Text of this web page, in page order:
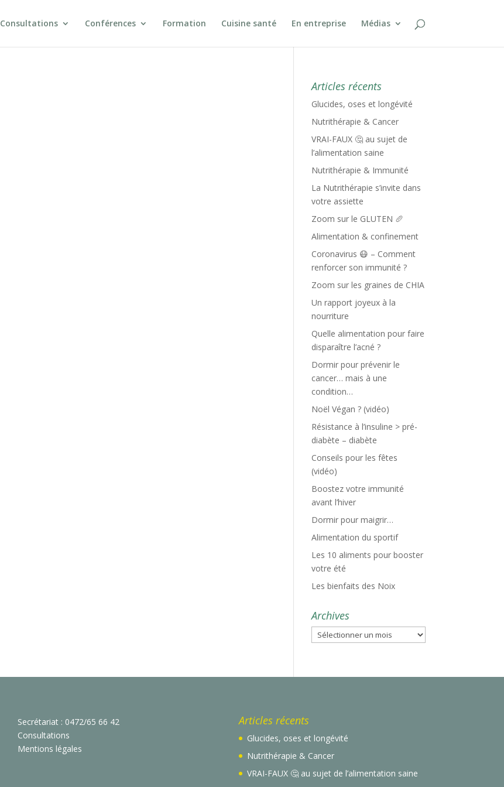
Consultations Conférences Formation Cuisine santé En entreprise Médias
Articles récents
Glucides, oses et longévité
Nutrithérapie & Cancer
VRAI-FAUX 🤔 au sujet de
l’alimentation saine
Nutrithérapie & Immunité
La Nutrithérapie s’invite dans
votre assiette
Zoom sur le GLUTEN 🥖
Alimentation & confinement
Coronavirus 😷 – Comment
renforcer son immunité ?
Zoom sur les graines de CHIA
Un rapport joyeux à la
nourriture
Quelle alimentation pour faire
disparaître l’acné ?
Dormir pour prévenir le
cancer… mais à une
condition…
Noël Végan ? (vidéo)
Résistance à l’insuline > pré-
diabète – diabète
Conseils pour les fêtes
(vidéo)
Boostez votre immunité
avant l’hiver
Dormir pour maigrir…
Alimentation du sportif
Les 10 aliments pour booster
votre été
Les bienfaits des Noix
Archives
Archives
Secrétariat : 0472/65 66 42
Consultations
Mentions légales
Articles récents
Glucides, oses et longévité
Nutrithérapie & Cancer
VRAI-FAUX 🤔 au sujet de l’alimentation saine